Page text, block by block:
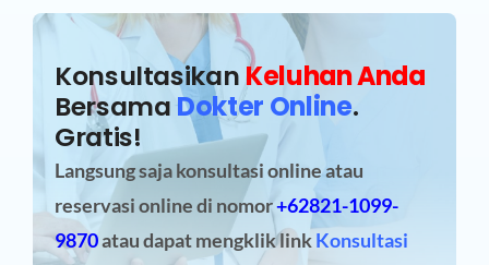
Konsultasikan Keluhan Anda
BersamaDokter Online.
Gratis!
Langsung saja konsultasi online atau
reservasi onlinedi nomor+62821-1099-
9870atau dapat mengklik linkKonsultasi